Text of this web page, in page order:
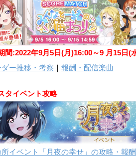
間:2022年9月5日(月)16:00～9 月15日(
ダー推移・考察 ｜ 報酬・配信楽曲
タイベント攻略
イベント「月夜の幸せ」の攻略・報